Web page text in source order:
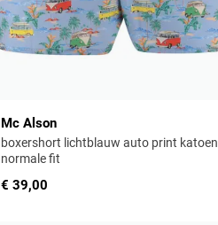
Mc Alson
boxershort lichtblauw auto print katoen
normale fit
€ 39,00